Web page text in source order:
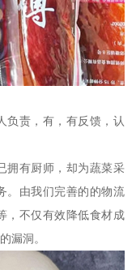
负责，有，有反馈，认
拥有厨师，却为蔬菜采
。由我们完善的的物流
，不仅有效降低食材成
漏洞。